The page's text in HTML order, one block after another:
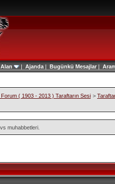
| Ajanda | Bugünkü Mesajlar|
( 1903 - 2013 ) Taraftarın Sesi >
muhabbetleri.